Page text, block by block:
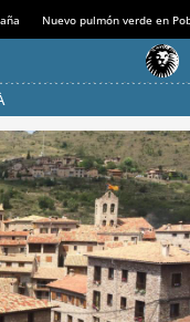
Nuevo pulmón verde en